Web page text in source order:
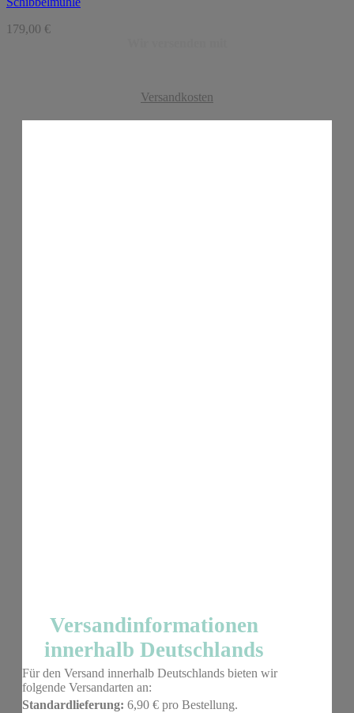
179,00 €
Versandkosten
Versandinformationen
innerhalb Deutschlands
Für den Versand innerhalb Deutschlands bieten wir
folgende Versandarten an:
Standardlieferung: 6,90 € pro Bestellung.